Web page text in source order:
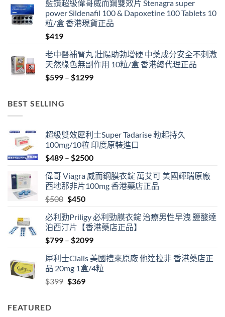
藍鑽超級偉哥威而鋼雙效片 Stenagra super
power Sildenafil 100 & Dapoxetine 100 Tablets 10
粒/盒 香港現貨正品
$419
老中醫補腎丸 壯陽助勃增硬 中藥成分安全不刺激
天然綠色無副作用 10粒/盒 香港總代理正品
$599 – $1299Price
BEST SELLING
超級雙效犀利士Super Tadarise 勃起持久
100mg/10粒 印度原裝進口
$489 – $2500Price
$489
through
偉哥 Viagra 威而鋼膜衣錠 萬艾可 美國輝瑞原廠
西地那非片100mg 香港藥店正品
$500 Original
was:
$500.
$450Current
is:
$450.
必利勁Priligy 必利勁膜衣錠 治療男性早洩 鹽酸達
泊西汀片【香港藥店正品】
$799 – $2099Price
$799
through
犀利士Cialis 美國禮來原廠 他達拉非 香港藥店正
品 20mg 1盒/4粒
$399 Original
$369Current
FEATURED